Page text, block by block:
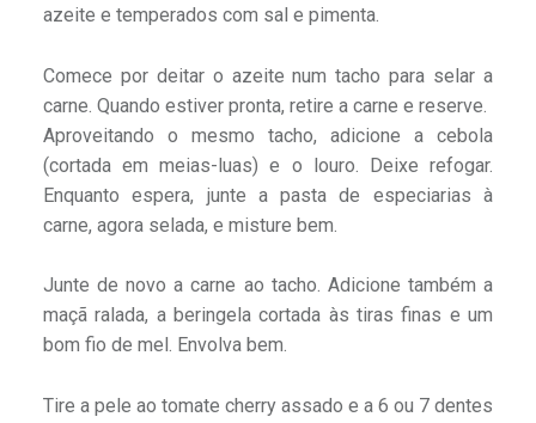
azeite e temperados com sal e pimenta.
Comece por deitar o azeite num tacho para selar a
carne. Quando estiver pronta, retire a carne e reserve.
Aproveitando o mesmo tacho, adicione a cebola
(cortada em meias-luas) e o louro. Deixe refogar.
Enquanto espera, junte a pasta de especiarias à
carne, agora selada, e misture bem.
Junte de novo a carne ao tacho. Adicione também a
maçã ralada, a beringela cortada às tiras finas e um
bom fio de mel. Envolva bem.
Tire a pele ao tomate cherry assado e a 6 ou 7 dentes